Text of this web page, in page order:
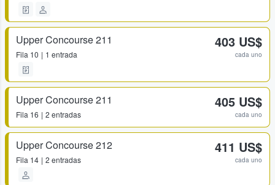
Upper Concourse 211
Fila 10 1 entrada
403 US$
cada uno
Upper Concourse 211
Fila 16 2 entradas
405 US$
cada uno
Upper Concourse 212
Fila 14 2 entradas
411 US$
cada uno